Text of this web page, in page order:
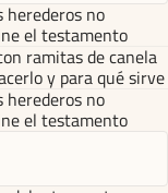
herederos no
el testamento
ramitas de canela
y para qué sirve
herederos no
el testamento